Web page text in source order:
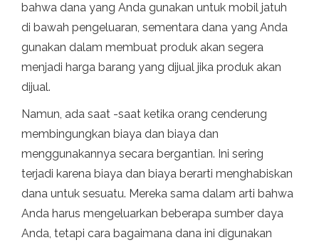
bahwa dana yang Anda gunakan untuk mobil jatuh
di bawah pengeluaran, sementara dana yang Anda
gunakan dalam membuat produk akan segera
menjadi harga barang yang dijual jika produk akan
dijual.
Namun, ada saat -saat ketika orang cenderung
membingungkan biaya dan biaya dan
menggunakannya secara bergantian. Ini sering
terjadi karena biaya dan biaya berarti menghabiskan
dana untuk sesuatu. Mereka sama dalam arti bahwa
Anda harus mengeluarkan beberapa sumber daya
Anda, tetapi cara bagaimana dana ini digunakan